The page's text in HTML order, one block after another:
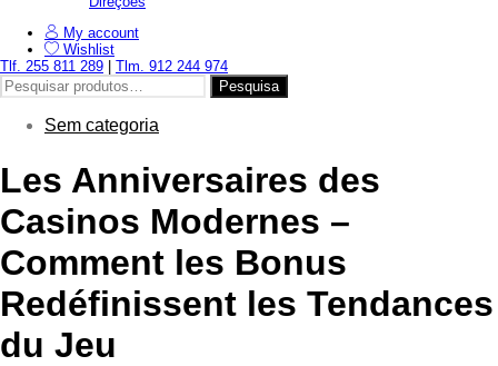
My account
Wishlist
Tlf. 255 811 289
Tlm. 912 244 974
Pesquisar
por:
Pesquisa
Sem categoria
Les Anniversaires des
Casinos Modernes –
Comment les Bonus
Redéfinissent les Tendances
du Jeu